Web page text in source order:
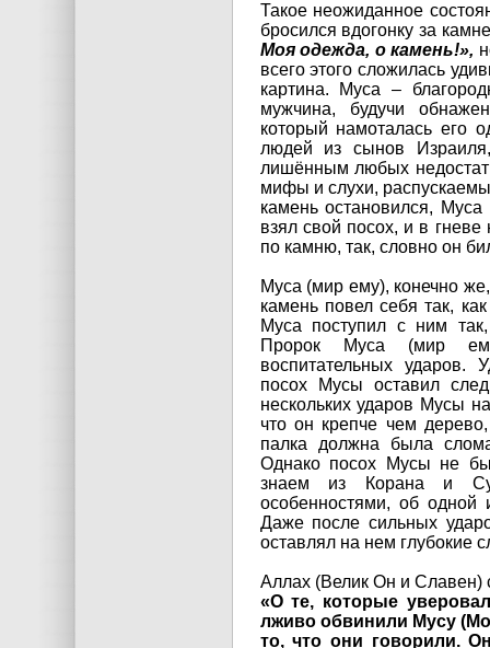
Такое неожиданное
бросился вдогонку за
Моя одежда, о камень!»,
всего этого сложилась
картина. Муса –
мужчина, будучи
который намоталась его
людей из сынов
лишённым любых
мифы и слухи,
камень остановился,
взял свой посох, и в гневе
по камню, так, словно он
Муса (мир ему), конечно же,
камень повел себя так,
Муса поступил с ним
Пророк Муса (мир
воспитательных ударов.
посох Мусы оставил
нескольких ударов Мусы
что он крепче чем
палка должна была
Однако посох Мусы не
знаем из Корана и
особенностями, об одной
Даже после сильных
оставлял на нем глубокие
Аллах (Велик Он и Славен)
«О те, которые
лживо обвинили Мусу
то, что они говорили.